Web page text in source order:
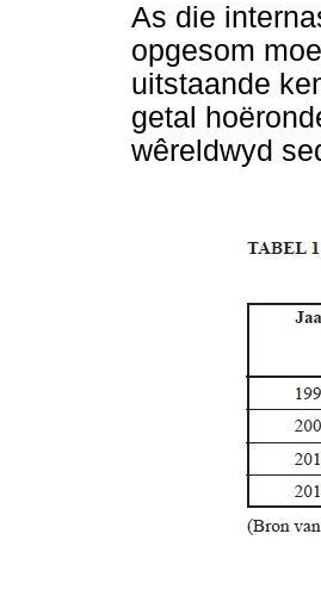
As die
opgesom
uitstaande
getal
wêreldwyd